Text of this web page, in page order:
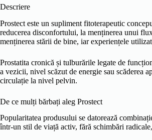
Descriere
Prostect este un supliment fitoterapeutic
reducerea disconfortului, la menținerea unui
menținerea stării de bine, iar experiențele
Prostatita cronică și tulburările legate de
a vezicii, nivel scăzut de energie sau scăderea
circulație la nivel pelvin.
De ce mulți bărbați aleg Prostect
Popularitatea produsului se datorează
într-un stil de viață activ, fără schimbări